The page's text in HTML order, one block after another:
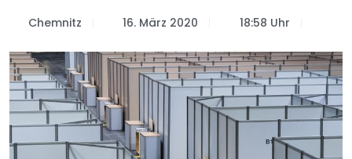
Chemnitz 16. März 2020 18:58 Uhr